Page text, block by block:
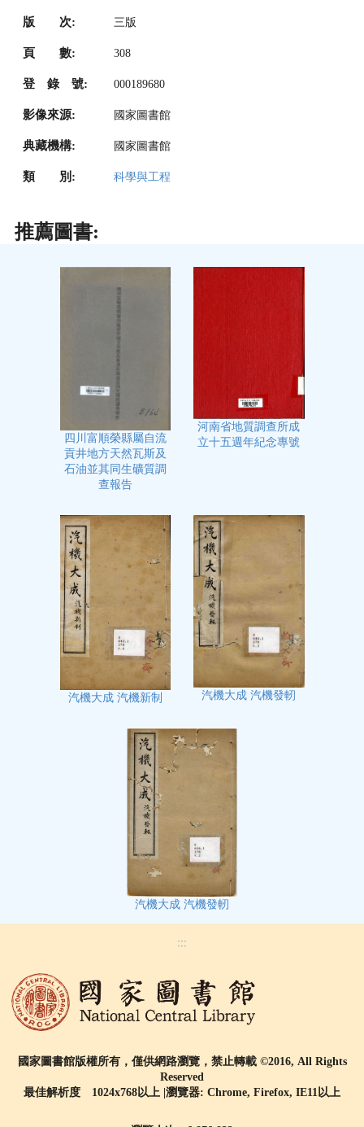
版 次: 三版
頁 數: 308
登 錄 號: 000189680
影像來源: 國家圖書館
典藏機構: 國家圖書館
類 別: 科學與工程
推薦圖書:
四川富順榮縣屬自流
貢井地方天然瓦斯及
石油並其同生礦質調
查報告
河南省地質調查所成
立十五週年紀念專號
汽機大成 汽機新制 汽機大成 汽機發軔
汽機大成 汽機發軔
:::
國家圖書館版權所有，僅供網路瀏覽，禁止轉載 ©2016, All Rights
Reserved
最佳解析度 1024x768以上 |瀏覽器: Chrome, Firefox, IE11以上